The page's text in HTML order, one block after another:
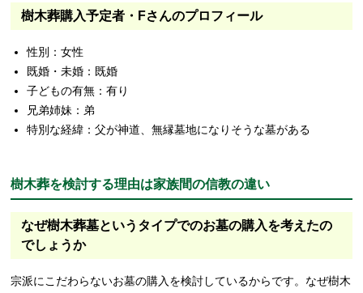
樹木葬購入予定者・Fさんのプロフィール
性別：女性
既婚・未婚：既婚
子どもの有無：有り
兄弟姉妹：弟
特別な経緯：父が神道、無縁墓地になりそうな墓がある
樹木葬を検討する理由は家族間の信教の違い
なぜ樹木葬墓というタイプでのお墓の購入を考えたの
でしょうか
宗派にこだわらないお墓の購入を検討しているからです。なぜ樹木